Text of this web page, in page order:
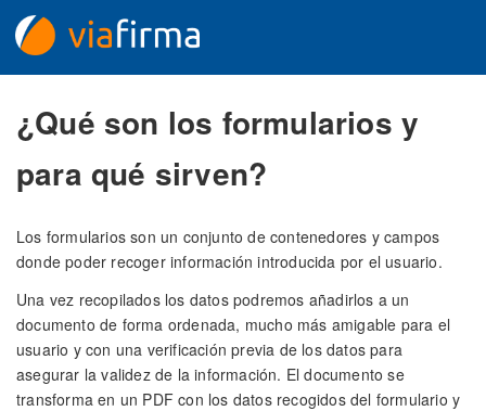
¿Qué son los formularios y
para qué sirven?
Los formularios son un conjunto de contenedores y campos
donde poder recoger información introducida por el usuario.
Una vez recopilados los datos podremos añadirlos a un
documento de forma ordenada, mucho más amigable para el
usuario y con una verificación previa de los datos para
asegurar la validez de la información. El documento se
transforma en un PDF con los datos recogidos del formulario y